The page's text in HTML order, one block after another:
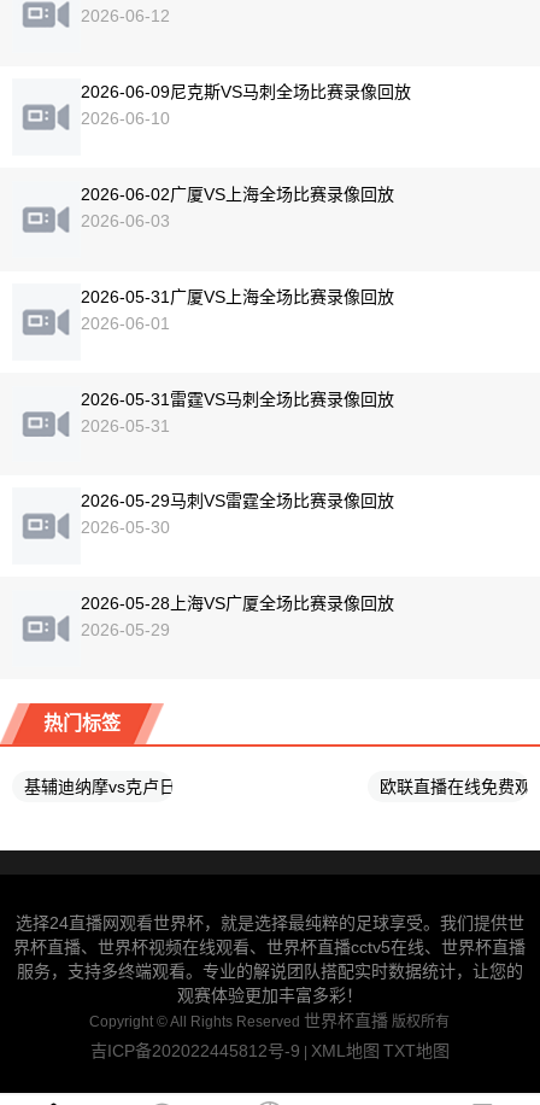
2026-06-12
2026-06-09尼克斯VS马刺全场比赛录像回放
2026-06-10
2026-06-02广厦VS上海全场比赛录像回放
2026-06-03
2026-05-31广厦VS上海全场比赛录像回放
2026-06-01
2026-05-31雷霆VS马刺全场比赛录像回放
2026-05-31
2026-05-29马刺VS雷霆全场比赛录像回放
2026-05-30
2026-05-28上海VS广厦全场比赛录像回放
2026-05-29
热门标签
基辅迪纳摩vs克卢日大学比赛直播 欧联直播在线免费观
选择24直播网观看世界杯，就是选择最纯粹的足球享受。我们提供世
界杯直播、世界杯视频在线观看、世界杯直播cctv5在线、世界杯直播
服务，支持多终端观看。专业的解说团队搭配实时数据统计，让您的
观赛体验更加丰富多彩！
Copyright ©All Rights Reserved世界杯直播 版权所有
吉ICP备202022445812号-9 XML地图 TXT地图